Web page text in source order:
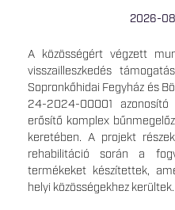
2026-
A közösségért végzett
visszailleszkedés
Sopronkőhidai Fegyház és
24-2024-00001 azonosító
erősítő komplex
keretében. A projekt
rehabilitáció során a
termékeket készítettek,
helyi közösségekhez kerültek.